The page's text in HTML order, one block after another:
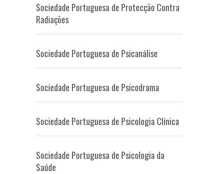
Sociedade Portuguesa de Protecção Contra
Radiações
Sociedade Portuguesa de Psicanálise
Sociedade Portuguesa de Psicodrama
Sociedade Portuguesa de Psicologia Clínica
Sociedade Portuguesa de Psicologia da
Saúde